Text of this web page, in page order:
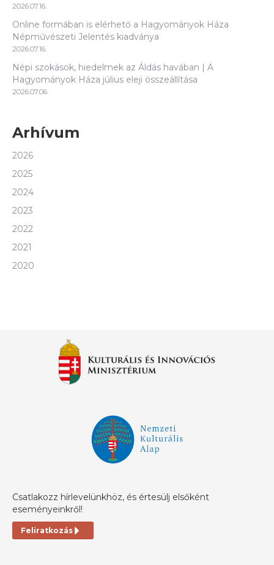
2026.07.16.
Online formában is elérhető a Hagyományok Háza
Népművészeti Jelentés kiadványa
2026.07.16.
Népi szokások, hiedelmek az Áldás havában | A
Hagyományok Háza július eleji összeállítása
2026.07.06.
Arhívum
2026
2025
2024
2023
2022
2021
2020
Csatlakozz hírlevelünkhöz, és értesülj elsőként
eseményeinkről!
Feliratkozás